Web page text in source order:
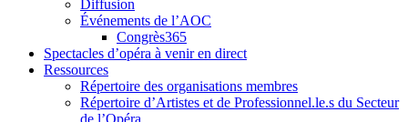
Diffusion
Événements de l’AOC
Congrès365
Spectacles d’opéra à venir en direct
Ressources
Répertoire des organisations membres
Répertoire d’Artistes et de Professionnel.le.s du Secteur
de l’Opéra